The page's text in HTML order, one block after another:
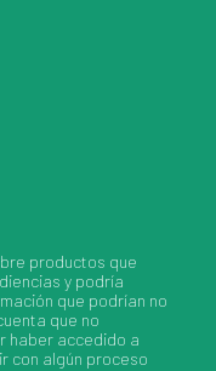
productos que
y podría
que podrían no
que no
haber accedido a
con algún proceso